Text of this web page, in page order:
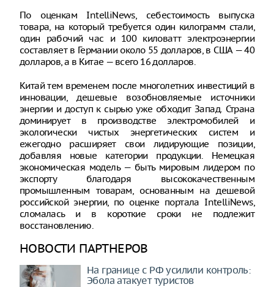
По оценкам IntelliNews, себестоимость выпуска
товара, на который требуется один килограмм стали,
один рабочий час и 100 киловатт электроэнергии
составляет в Германии около 55 долларов, в США — 40
долларов, а в Китае — всего 16 долларов.
Китай тем временем после многолетних инвестиций в
инновации, дешевые возобновляемые источники
энергии и доступ к сырью уже обходит Запад. Страна
доминирует в производстве электромобилей и
экологически чистых энергетических систем и
ежегодно расширяет свои лидирующие позиции,
добавляя новые категории продукции. Немецкая
экономическая модель — быть мировым лидером по
экспорту благодаря высококачественным
промышленным товарам, основанным на дешевой
российской энергии, по оценке портала IntelliNews,
сломалась и в короткие сроки не подлежит
восстановлению.
НОВОСТИ ПАРТНЕРОВ
На границе с РФ усилили контроль:
Эбола атакует туристов